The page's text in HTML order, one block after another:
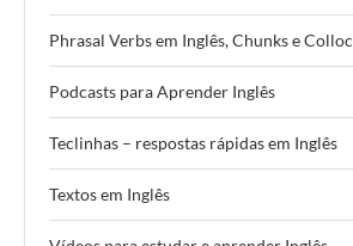
Phrasal Verbs em Inglês, Chunks e
Podcasts para Aprender Inglês
Teclinhas – respostas rápidas em Inglês
Textos em Inglês